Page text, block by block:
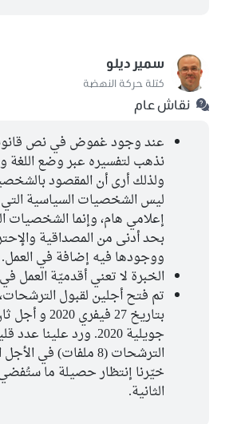
سمير ديلو
كتلة حركة النهضة
نقاش عام
عند وجود غموض في نص
نذهب لتفسيره عبر وضع اللغة
ولذلك أرى أن المقصود
ليس الشخصيات السياسية
إعلامي هام، وإنما
بحد أدنى من المصداقية
ووجودها فيه إضافة في العمل.
الخبرة لا تعني أقدميّة العمل
تم فتح أجلين لقبول
جويلية 2020. ورد علينا
الترشحات (8 ملفات) في
خيّرنا إنتظار حصيلة ما ستُفضي
الثانية.